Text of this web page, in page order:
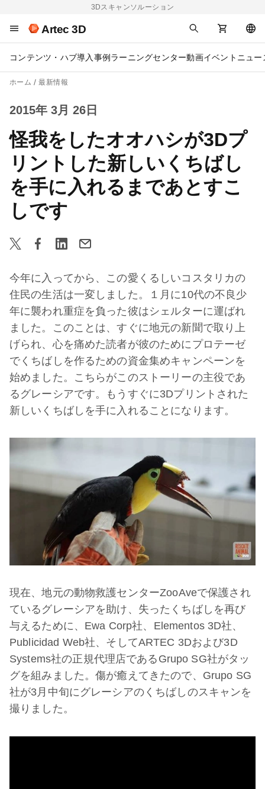
3Dスキャンソルーション
Artec 3D
コンテンツ・ハブ導入事例 ラーニングセンター動画イベント ニュー
ホーム 最新情報
2015年 3月 26日
怪我をしたオオハシが3Dプ
リントした新しいくちばし
を手に入れるまであとすこ
しです
今年に入ってから、この愛くるしいコスタリカの
住民の生活は一変しました。１月に10代の不良少
年に襲われ重症を負った彼はシェルターに運ばれ
ました。このことは、すぐに地元の新聞で取り上
げられ、心を痛めた読者が彼のためにプロテーゼ
でくちばしを作るための資金集めキャンペーンを
始めました。こちらがこのストーリーの主役であ
るグレーシアです。もうすぐに3Dプリントされた
新しいくちばしを手に入れることになります。
現在、地元の動物救護センターZooAveで保護され
ているグレーシアを助け、失ったくちばしを再び
与えるために、Ewa Corp社、Elementos 3D社、
Publicidad Web社、そしてARTEC 3Dおよび3D
Systems社の正規代理店であるGrupo SG社がタッ
グを組みました。傷が癒えてきたので、Grupo SG
社が3月中旬にグレーシアのくちばしのスキャンを
撮りました。